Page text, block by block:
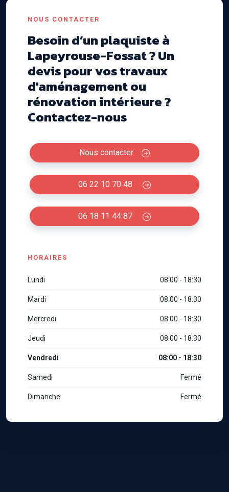
NOUS CONTACTER
Besoin d’un plaquiste à
Lapeyrouse-Fossat ? Un
devis pour vos travaux
d'aménagement ou
rénovation intérieure ?
Contactez-nous
Nous contacter
06 22 10 70 48
06 18 11 44 87
HORAIRES
Lundi 08:00 - 18:30
Mardi 08:00 - 18:30
Mercredi 08:00 - 18:30
Jeudi 08:00 - 18:30
Vendredi 08:00 - 18:30
Samedi Fermé
Dimanche Fermé